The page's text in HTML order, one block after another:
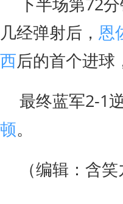
几经弹射后， 恩
西后的首个进球
最终蓝军2-1
顿。
（编辑：含笑